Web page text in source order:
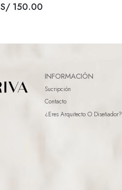
S/ 150.00
INFORMACIÓN
Sucripción
Contacto
¿eres Arquitecto O Diseñador?